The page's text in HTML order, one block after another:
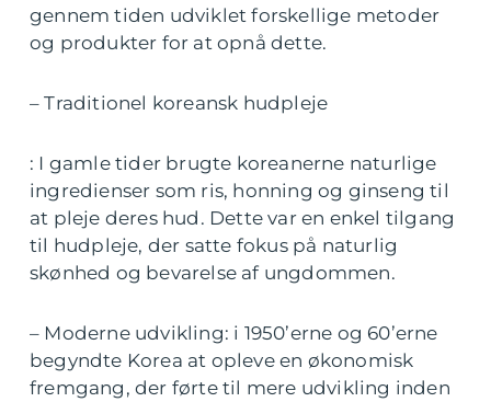
gennem tiden udviklet forskellige metoder
og produkter for at opnå dette.
– Traditionel koreansk hudpleje
: I gamle tider brugte koreanerne naturlige
ingredienser som ris, honning og ginseng til
at pleje deres hud. Dette var en enkel tilgang
til hudpleje, der satte fokus på naturlig
skønhed og bevarelse af ungdommen.
– Moderne udvikling: i 1950’erne og 60’erne
begyndte Korea at opleve en økonomisk
fremgang, der førte til mere udvikling inden